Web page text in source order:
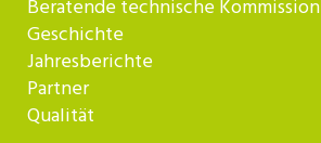
Beratende technische Kommission
Geschichte
Jahresberichte
Partner
Qualität